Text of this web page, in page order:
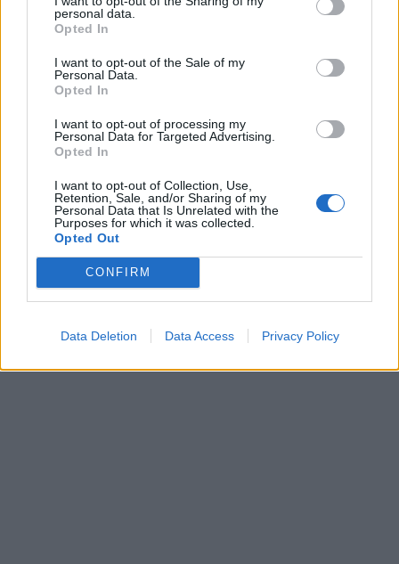
personal data.
Opted In
I want to opt-out of the Sale of my
Personal Data.
Opted In
I want to opt-out of processing my
Personal Data for Targeted Advertising.
Opted In
I want to opt-out of Collection, Use,
Retention, Sale, and/or Sharing of my
Personal Data that Is Unrelated with the
Purposes for which it was collected.
Opted Out
CONFIRM
Data Deletion Data Access Privacy Policy
νέου Peaq – Δείτε Video από τη
γραμμή παραγωγής
WEB TV 6.8.2026